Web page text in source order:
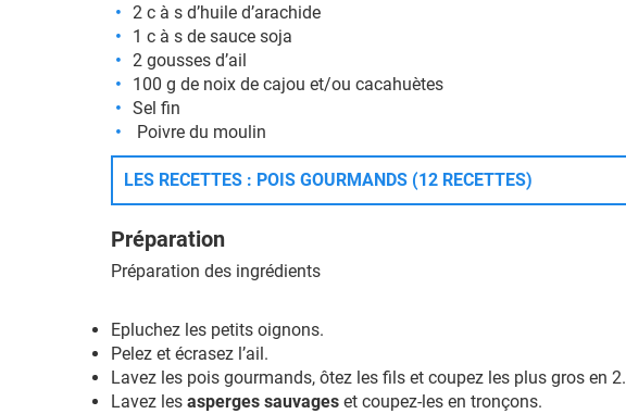
2 c à s d’huile d’arachide
1 c à s de sauce soja
2 gousses d’ail
100 g de noix de cajou et/ou cacahuètes
Sel fin
Poivre du moulin
LES RECETTES : POIS GOURMANDS (12 RECETTES)
Préparation
Préparation des ingrédients
Epluchez les petits oignons.
Pelez et écrasez l’ail.
Lavez les pois gourmands, ôtez les fils et coupez les plus gros en 2.
Lavez les asperges sauvages et coupez-les en tronçons.